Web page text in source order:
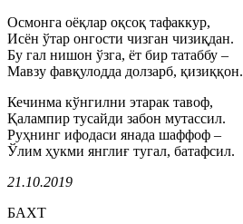
Осмонга оёқлар оқсоқ тафаккур,
Исён ўтар онгости чизган чизиқдан.
Бу гал нишон ўзга, ёт бир татаббу –
Мавзу фавқулодда долзарб, қизиққон.
Кечинма кўнгилни этарак тавоф,
Қалампир тусайди забон мутассил.
Руҳнинг ифодаси янада шаффоф –
Ўлим ҳукми янглиғ тугал, батафсил.
21.10.2019
БАХТ